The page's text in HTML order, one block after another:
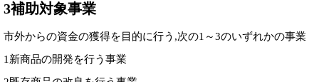
3補助対象事業
市外からの資金の獲得を目的に行う,次の1～3のいずれかの事業
1新商品の開発を行う事業